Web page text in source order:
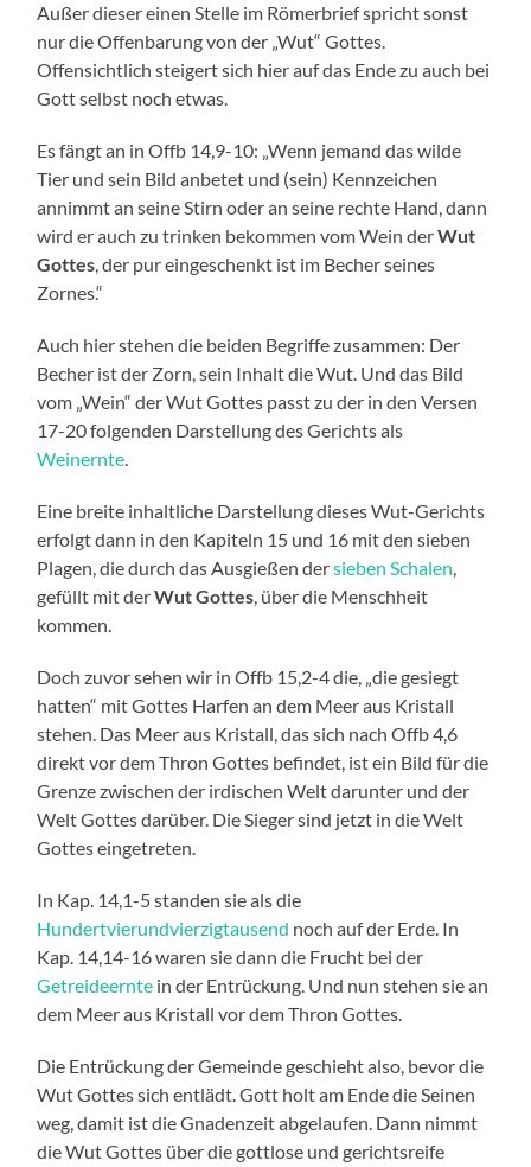
Außer dieser einen Stelle im Römerbrief spricht sonst
nur die Offenbarung von der „Wut“ Gottes.
Offensichtlich steigert sich hier auf das Ende zu auch bei
Gott selbst noch etwas.
Es fängt an in Offb 14,9-10: „Wenn jemand das wilde
Tier und sein Bild anbetet und (sein) Kennzeichen
annimmt an seine Stirn oder an seine rechte Hand, dann
wird er auch zu trinken bekommen vom Wein derWut
Gottes, der pur eingeschenkt ist im Becher seines
Zornes.“
Auch hier stehen die beiden Begriffe zusammen: Der
Becher ist der Zorn, sein Inhalt die Wut. Und das Bild
vom „Wein“ der Wut Gottes passt zu der in den Versen
17-20 folgenden Darstellung des Gerichts als
Weinernte.
Eine breite inhaltliche Darstellung dieses Wut-Gerichts
erfolgt dann in den Kapiteln 15 und 16 mit den sieben
Plagen, die durch das Ausgießen dersieben Schalen,
gefüllt mit derWut Gottes, über die Menschheit
kommen.
Doch zuvor sehen wir in Offb 15,2-4 die, „die gesiegt
hatten“ mit Gottes Harfen an dem Meer aus Kristall
stehen. Das Meer aus Kristall, das sich nach Offb 4,6
direkt vor dem Thron Gottes befindet, ist ein Bild für die
Grenze zwischen der irdischen Welt darunter und der
Welt Gottes darüber. Die Sieger sind jetzt in die Welt
Gottes eingetreten.
In Kap. 14,1-5 standen sie als die
Hundertvierundvierzigtausend noch auf der Erde. In
Kap. 14,14-16 waren sie dann die Frucht bei der
Getreideernte in der Entrückung. Und nun stehen sie an
dem Meer aus Kristall vor dem Thron Gottes.
Die Entrückung der Gemeinde geschieht also, bevor die
Wut Gottes sich entlädt. Gott holt am Ende die Seinen
weg, damit ist die Gnadenzeit abgelaufen. Dann nimmt
die Wut Gottes über die gottlose und gerichtsreife